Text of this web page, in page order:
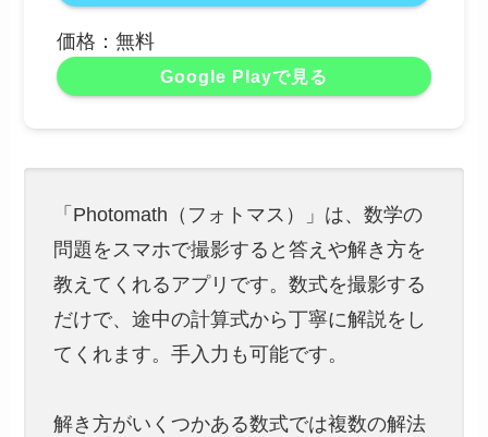
価格：無料
Google Playで見る
「Photomath（フォトマス）」は、数学の
問題をスマホで撮影すると答えや解き方を
教えてくれるアプリです。数式を撮影する
だけで、途中の計算式から丁寧に解説をし
てくれます。手入力も可能です。
解き方がいくつかある数式では複数の解法